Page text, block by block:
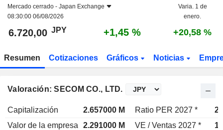
Mercado cerrado - Japan Exchange
08:30:00 06/08/2026
Varia. 1 de
enero.
6.720,00 JPY +1,45 % +20,58 %
Resumen Cotizaciones Gráficos Noticias
Valoración: SECOM CO., LTD.
Capitalización 2.657000 M Ratio PER 2027 *
Valor de la empresa
2.291000 M VE / Ventas 2027 *